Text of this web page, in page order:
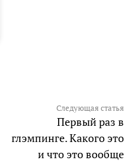
Следующая статья
Первый раз в
глэмпинге. Какого это
и что это вообще